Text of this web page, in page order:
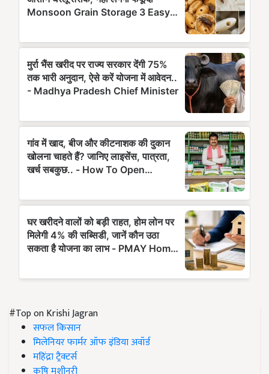
#Top on Krishi Jagran
सफल किसान
मिलेनियर फार्मर ऑफ इंडिया अवॉर्ड
महिंद्रा ट्रैक्टर्स